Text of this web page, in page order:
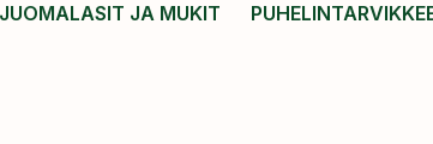
JUOMALASIT JA MUKIT